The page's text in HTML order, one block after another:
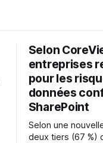
Selon
entreprises
pour les
données
SharePoint
Selon une
deux tiers (67 %)